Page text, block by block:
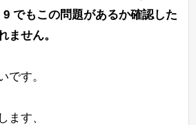
でもこの問題があるか確認した
ません。
です。
ます、